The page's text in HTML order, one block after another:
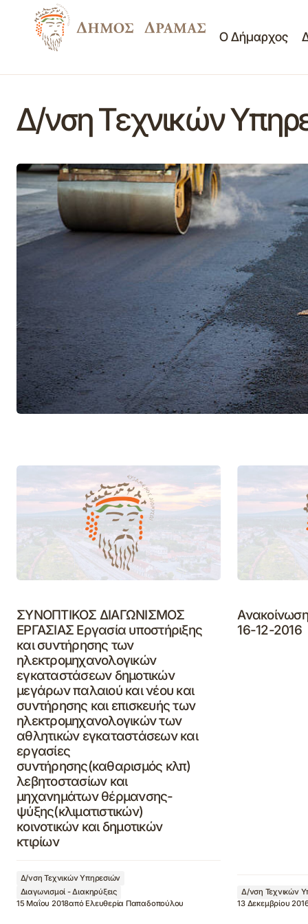
Ο Δήμαρχος
Δ/νση Τεχνικών
ΣΥΝΟΠΤΙΚΟΣ ΔΙΑΓΩΝΙΣΜΟΣ
ΕΡΓΑΣΙΑΣ Εργασία υποστήριξης
και συντήρησης των
ηλεκτρομηχανολογικών
εγκαταστάσεων δημοτικών
μεγάρων παλαιού και νέου και
συντήρησης και επισκευής των
ηλεκτρομηχανολογικών των
αθλητικών εγκαταστάσεων και
εργασίες
συντήρησης(καθαρισμός κλπ)
λεβητοστασίων και
μηχανημάτων θέρμανσης-
ψύξης(κλιματιστικών)
κοινοτικών και δημοτικών
κτιρίων
Δ/νση Τεχνικών Υπηρεσιών
Διαγωνισμοί - Διακηρύξεις
15 Μαΐου 2018από Ελευθερία Παπαδοπούλου
16-12-2016
Δ/νση Τεχνικών
13 Δεκεμβρίου